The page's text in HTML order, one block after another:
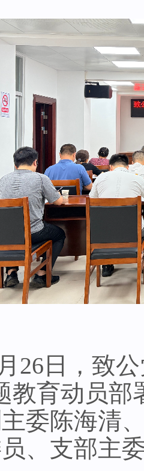
日，致公
教育动员
委陈海清
、支部主